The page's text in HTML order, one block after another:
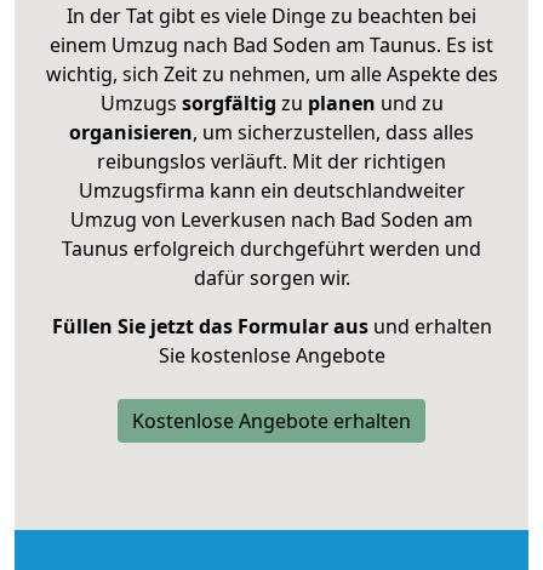
In der Tat gibt es viele Dinge zu beachten bei
einem Umzug nach Bad Soden am Taunus. Es ist
wichtig, sich Zeit zu nehmen, um alle Aspekte des
Umzugs sorgfältig zu planen und zu
organisieren, um sicherzustellen, dass alles
reibungslos verläuft. Mit der richtigen
Umzugsfirma kann ein deutschlandweiter
Umzug von Leverkusen nach Bad Soden am
Taunus erfolgreich durchgeführt werden und
dafür sorgen wir.
Füllen Sie jetzt das Formular ausund erhalten
Sie kostenlose Angebote
Kostenlose Angebote erhalten